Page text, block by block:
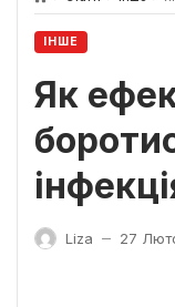
ІНШЕ
Як
Liza — 27